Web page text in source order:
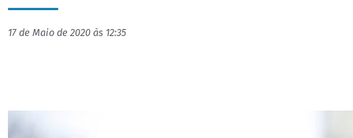
17 de Maio de 2020 às 12:35